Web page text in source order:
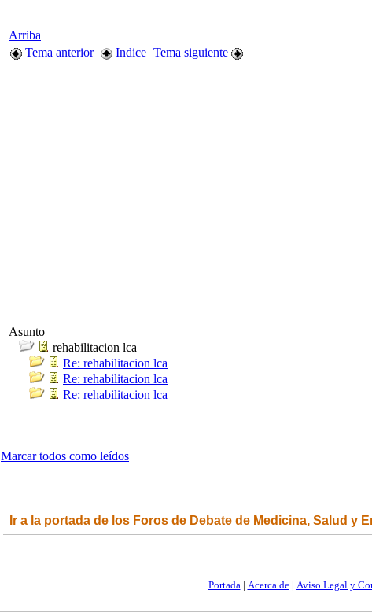
Arriba
Tema anterior
Indice Tema siguiente
Asunto
rehabilitacion lca
Re: rehabilitacion lca
Re: rehabilitacion lca
Re: rehabilitacion lca
Marcar todos como leídos
Ir a la portada de los Foros de Debate de Medicina, Salud y
Portada | Acerca de| Aviso Legal y